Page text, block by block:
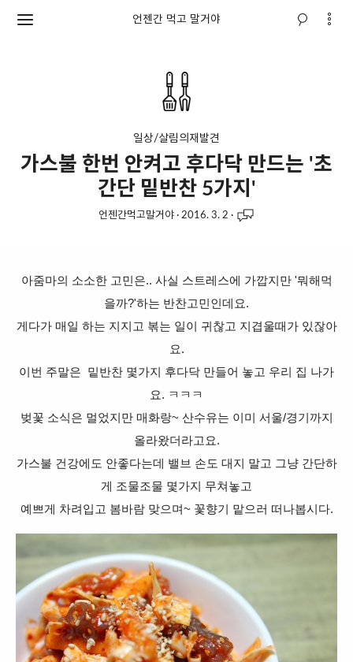
언젠간 먹고 말거야
일상/살림의재발견
가스불 한번 안켜고 후다닥 만드는 '초
간단 밑반찬 5가지'
언젠간먹고말거야· 2016. 3. 2 ·
아줌마의 소소한 고민은.. 사실 스트레스에 가깝지만 '뭐해먹
을까?'하는 반찬고민인데요.
게다가 매일 하는 지지고 볶는 일이 귀찮고 지겹울때가 있잖아
요.
이번 주말은 밑반찬 몇가지 후다닥 만들어 놓고 우리 집 나가
요. ㅋㅋㅋ
벚꽃 소식은 멀었지만 매화랑~ 산수유는 이미 서울/경기까지
올라왔더라고요.
가스불 건강에도 안좋다는데 밸브 손도 대지 말고 그냥 간단하
게 조물조물 몇가지 무쳐놓고
예쁘게 차려입고 봄바람 맞으며~ 꽃향기 맡으러 떠나봅시다.